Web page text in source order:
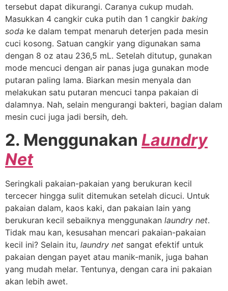
tersebut dapat dikurangi. Caranya cukup mudah.
Masukkan 4 cangkir cuka putih dan 1 cangkir baking
soda ke dalam tempat menaruh deterjen pada mesin
cuci kosong. Satuan cangkir yang digunakan sama
dengan 8 oz atau 236,5 mL. Setelah ditutup, gunakan
mode mencuci dengan air panas juga gunakan mode
putaran paling lama. Biarkan mesin menyala dan
melakukan satu putaran mencuci tanpa pakaian di
dalamnya. Nah, selain mengurangi bakteri, bagian dalam
mesin cuci juga jadi bersih, deh.
2. Menggunakan Laundry
Net
Seringkali pakaian-pakaian yang berukuran kecil
tercecer hingga sulit ditemukan setelah dicuci. Untuk
pakaian dalam, kaos kaki, dan pakaian lain yang
berukuran kecil sebaiknya menggunakan laundry net.
Tidak mau kan, kesusahan mencari pakaian-pakaian
kecil ini? Selain itu, laundry net sangat efektif untuk
pakaian dengan payet atau manik-manik, juga bahan
yang mudah melar. Tentunya, dengan cara ini pakaian
akan lebih awet.